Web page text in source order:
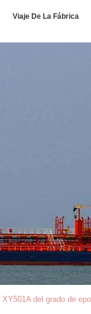
Viaje De La Fábrica
del grado de